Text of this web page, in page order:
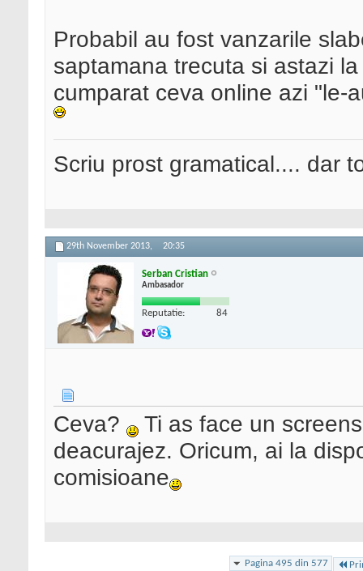
Probabil au fost vanzarile
saptamana trecuta si astazi
cumparat ceva online azi "le-
Scriu prost gramatical.... dar
29th November 2013, 20:35
Serban Cristian
Ambasador
Reputatie: 84
Ceva?
Ti as face un
deacurajez. Oricum, ai la
comisioane
Pagina 495 din 577